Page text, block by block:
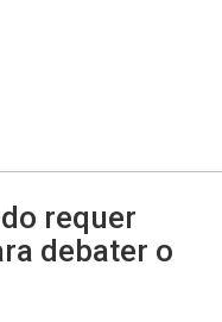
requer
debater o